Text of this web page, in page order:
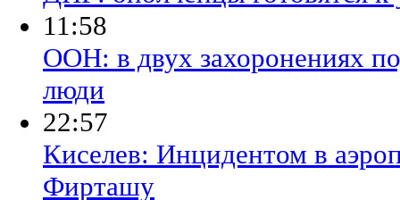
11:58
ООН: в двух захоронениях
люди
22:57
Киселев: Инцидентом в
Фирташу